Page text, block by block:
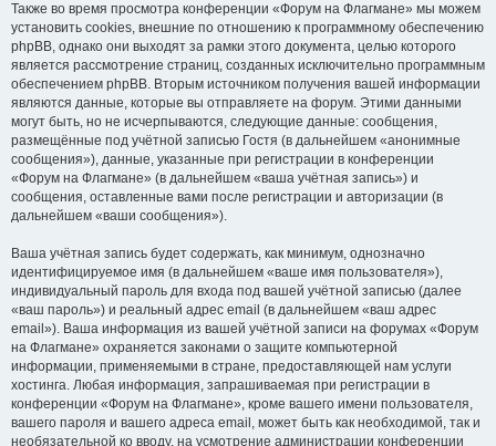
Также во время просмотра конференции «Форум на Флагмане» мы можем
установить cookies, внешние по отношению к программному обеспечению
phpBB, однако они выходят за рамки этого документа, целью которого
является рассмотрение страниц, созданных исключительно программным
обеспечением phpBB. Вторым источником получения вашей информации
являются данные, которые вы отправляете на форум. Этими данными
могут быть, но не исчерпываются, следующие данные: сообщения,
размещённые под учётной записью Гостя (в дальнейшем «анонимные
сообщения»), данные, указанные при регистрации в конференции
«Форум на Флагмане» (в дальнейшем «ваша учётная запись») и
сообщения, оставленные вами после регистрации и авторизации (в
дальнейшем «ваши сообщения»).
Ваша учётная запись будет содержать, как минимум, однозначно
идентифицируемое имя (в дальнейшем «ваше имя пользователя»),
индивидуальный пароль для входа под вашей учётной записью (далее
«ваш пароль») и реальный адрес email (в дальнейшем «ваш адрес
email»). Ваша информация из вашей учётной записи на форумах «Форум
на Флагмане» охраняется законами о защите компьютерной
информации, применяемыми в стране, предоставляющей нам услуги
хостинга. Любая информация, запрашиваемая при регистрации в
конференции «Форум на Флагмане», кроме вашего имени пользователя,
вашего пароля и вашего адреса email, может быть как необходимой, так и
необязательной ко вводу, на усмотрение администрации конференции